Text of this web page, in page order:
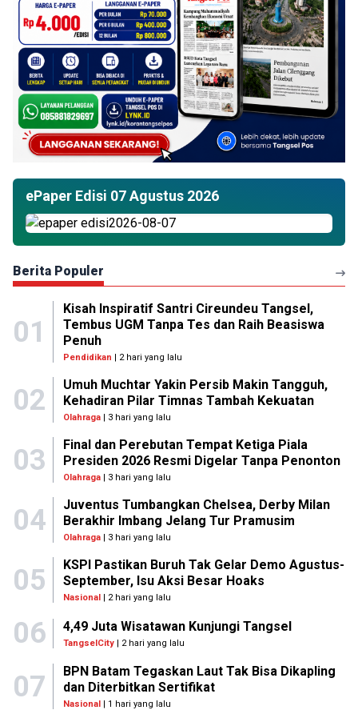
ePaper Edisi 07 Agustus 2026
Berita Populer
01
Kisah Inspiratif Santri Cireundeu Tangsel,
Tembus UGM Tanpa Tes dan Raih Beasiswa
Penuh
Pendidikan | 2 hari yang lalu
02
Umuh Muchtar Yakin Persib Makin Tangguh,
Kehadiran Pilar Timnas Tambah Kekuatan
Olahraga| 3 hari yang lalu
03
Final dan Perebutan Tempat Ketiga Piala
Presiden 2026 Resmi Digelar Tanpa Penonton
Olahraga| 3 hari yang lalu
04
Juventus Tumbangkan Chelsea, Derby Milan
Berakhir Imbang Jelang Tur Pramusim
Olahraga| 3 hari yang lalu
05
KSPI Pastikan Buruh Tak Gelar Demo Agustus-
September, Isu Aksi Besar Hoaks
Nasional| 2 hari yang lalu
06 4,49 Juta Wisatawan Kunjungi Tangsel
TangselCity | 2 hari yang lalu
07
BPN Batam Tegaskan Laut Tak Bisa Dikapling
dan Diterbitkan Sertifikat
Nasional| 1 hari yang lalu